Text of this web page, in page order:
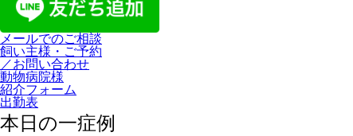
メールでのご相談
飼い主様・ご予約
／お問い合わせ
動物病院様
紹介フォーム
出勤表
本日の一症例